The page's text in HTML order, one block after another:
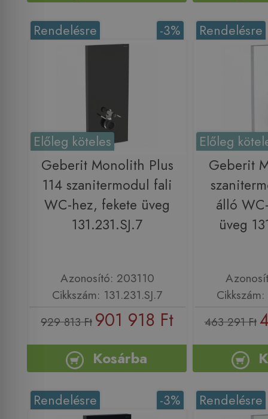
-3%
Rendelésre
Előleg köteles
Geberit Monolith Plus
114 szanitermodul fali
WC-hez, fekete üveg
131.231.SJ.7
Azonosító: 203110
Cikkszám: 131.231.SJ.7
929 813 Ft 901 918 Ft
Kosárba
Rendelésre
Előleg
Geberit
álló
üveg
463 291 Ft
-3%
Rendelésre Rendelésre